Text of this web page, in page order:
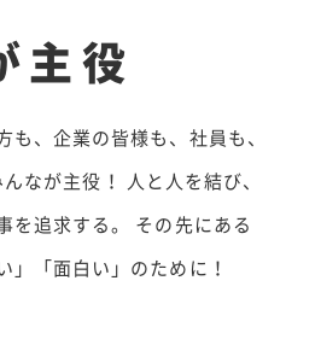
主役
も、企業の皆様も、社員も、
んなが主役！ 人と人を結び、
を追求する。 その先にある
」「面白い」のために！